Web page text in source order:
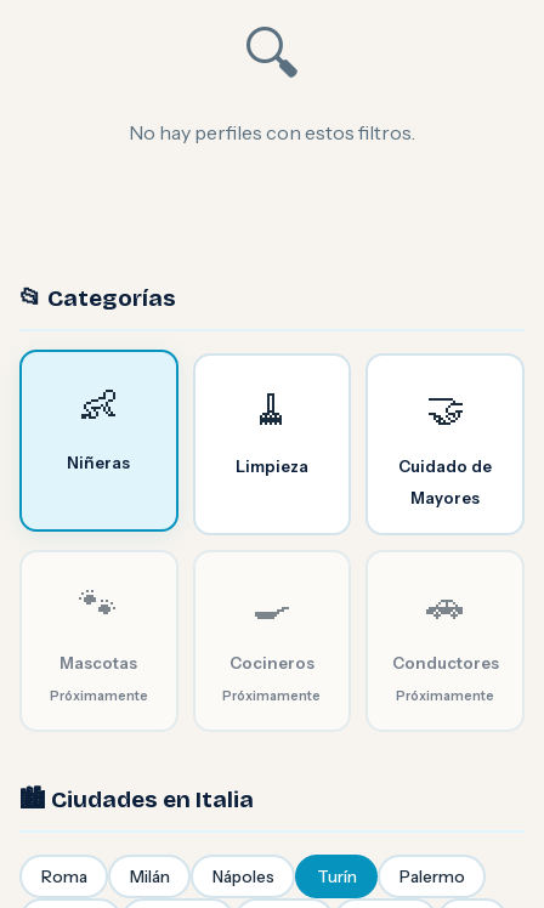
🔍
No hay perfiles con estos filtros.
📂 Categorías
👶
Niñeras
🧹
Limpieza
🤝
Cuidado de
Mayores
🐾
Mascotas
Próximamente
🍳
Cocineros
Próximamente
🚗
Conductores
Próximamente
🏙️ Ciudades en Italia
Roma Milán Nápoles Turín Palermo